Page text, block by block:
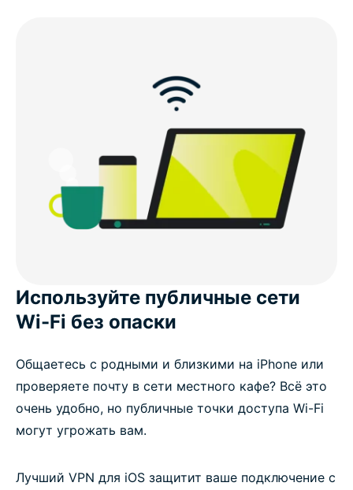
Начните работу с ExpressVPN на iPhone и iPad
Используйте публичные сети
Wi-Fi без опаски
Общаетесь с родными и близкими на iPhone или
проверяете почту в сети местного кафе? Всё это
очень удобно, но публичные точки доступа Wi-Fi
могут угрожать вам.
Лучший VPN для iOS защитит ваше подключение с